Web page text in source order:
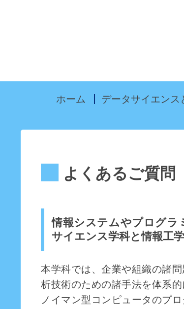
ホーム データサイエンス
よくあるご質問
情報システムやプログラ
サイエンス学科と情報工
本学科では、企業や組織の諸
析技術のための諸手法を体系
ノイマン型コンピュータのプ